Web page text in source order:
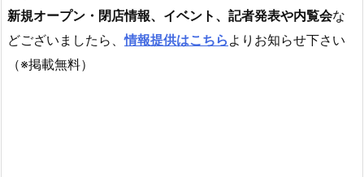
新規オープン・閉店情報、イベント、記者発表や内覧会な
どございましたら、情報提供はこちら よりお知らせ下さい
（※掲載無料）